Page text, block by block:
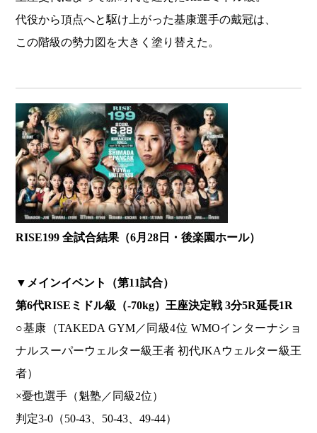
代役から頂点へと駆け上がった基康選手の戴冠は、
この階級の勢力図を大きく塗り替えた。
RISE199全試合結果（6月28日・後楽園ホール）
▼ メインイベント（第11試合）
第6代RISEミドル級（-70kg）王座決定戦 3分5R延長1R
○基康（TAKEDA GYM／同級4位 WMOインターナショ
ナルスーパーウェルター級王者 初代JKAウェルター級王
者）
×憂也選手（魁塾／同級2位）
判定3-0（50-43、50-43、49-44）